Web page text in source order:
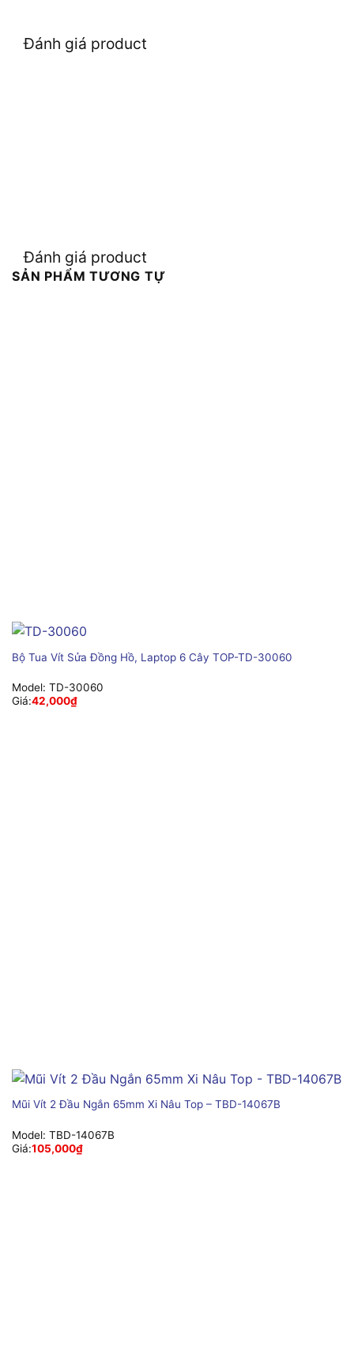
Đánh giá product
Đánh giá product
SẢN PHẨM TƯƠNG TỰ
Bộ Tua Vít Sửa Đồng Hồ, Laptop 6 Cây TOP-TD-30060
Model: TD-30060
Giá:42,000₫
Mũi Vít 2 Đầu Ngắn 65mm Xi Nâu Top – TBD-14067B
Model: TBD-14067B
Giá:105,000₫